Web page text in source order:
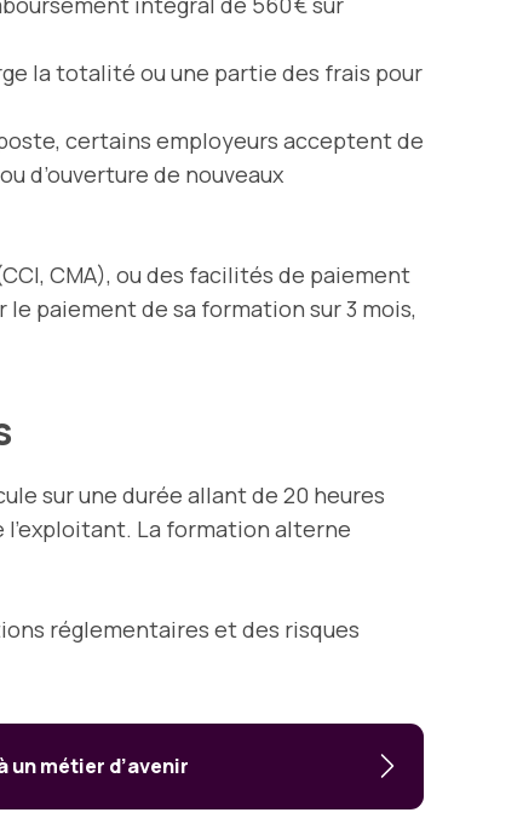
la totalité ou une partie des frais pour
certains employeurs acceptent de
d’ouverture de nouveaux
CMA), ou des facilités de paiement
paiement de sa formation sur 3 mois,
sur une durée allant de 20 heures
La formation alterne
réglementaires et des risques
métier d’avenir